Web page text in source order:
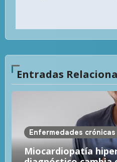
Entradas
Enfermedades crónicas
Miocardiopatía